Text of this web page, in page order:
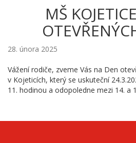
MŠ
28. února 2025
Vážení rodiče, zveme Vás na Den
v Kojeticích, který se uskuteční
11. hodinou a odopoledne mezi 14. a